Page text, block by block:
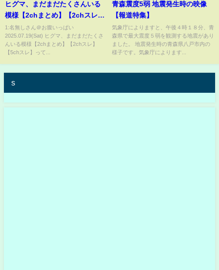
ヒグマ、まだまだたくさんいる
模様【2chまとめ】【2chスレ】
【5chスレ】
1:名無しさん＠お腹いっぱい
2025.07.19(Sat) ヒグマ、まだまだたくさ
んいる模様【2chまとめ】【2chスレ】
【5chスレ】って...
青森震度5弱 地震発生時の映像
【報道特集】
気象庁によりますと、午後４時１８分、青
森県で最大震度５弱を観測する地震があり
ました。 地震発生時の青森県八戸市内の
様子です。気象庁によります...
s